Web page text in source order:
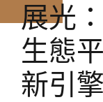
展光
生態
新引擎